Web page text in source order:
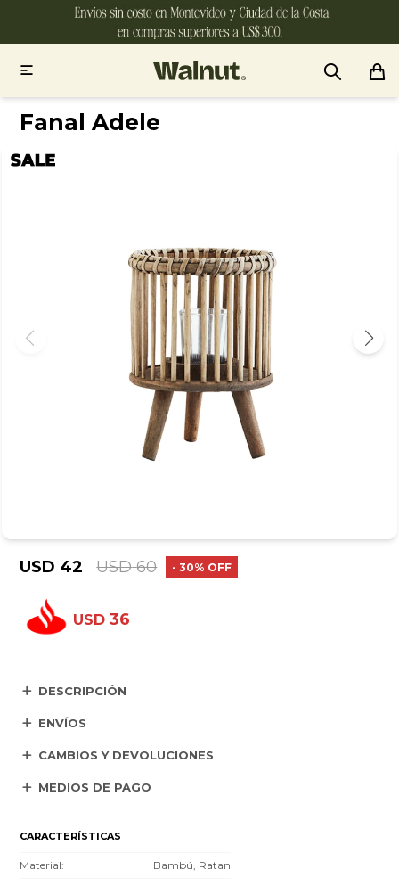

Fanal Adele
USD 42 USD 60 30
USD 36
DESCRIPCIÓN
ENVÍOS
CAMBIOS Y DEVOLUCIONES
MEDIOS DE PAGO
CARACTERÍSTICAS
Material Bambú, Ratan